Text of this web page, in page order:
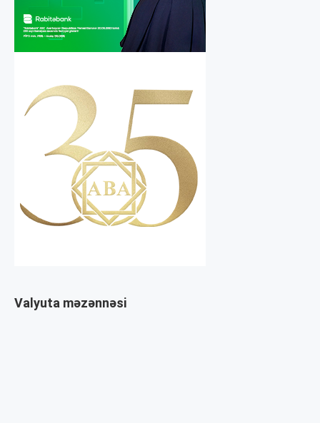
Valyuta məzənnəsi